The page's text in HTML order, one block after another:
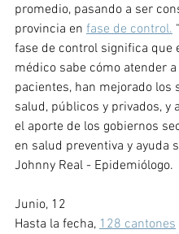
promedio, pasando a ser
provincia en fase de control.
fase de control significa que
médico sabe cómo atender a
pacientes, han mejorado los
salud, públicos y privados, y
el aporte de los gobiernos
en salud preventiva y ayuda
Johnny Real - Epidemiólogo.
Junio, 12
Hasta la fecha, 128 cantones